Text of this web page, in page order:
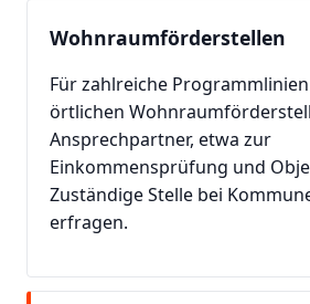
Wohnraumförderstellen
Für zahlreiche
örtlichen
Ansprechpartner, etwa zur
Einkommensprüfung und
Zuständige Stelle bei
erfragen.